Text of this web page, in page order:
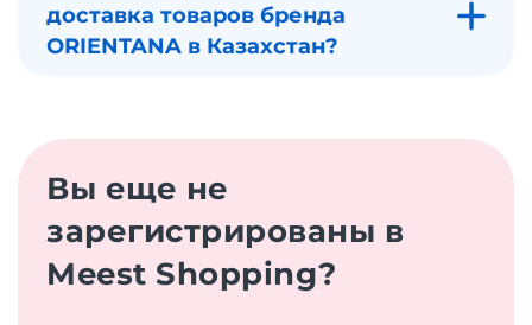
доставка товаров бренда
ORIENTANA в Казахстан?
Вы еще не
зарегистрированы в
Meest Shopping?